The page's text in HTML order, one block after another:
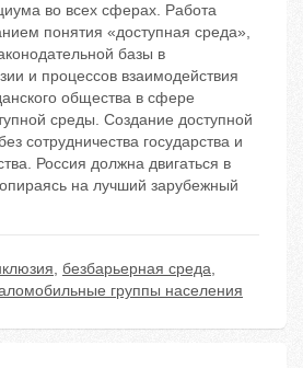
во всех сферах. Работа
понятия «доступная среда»,
базы в
и процессов взаимодействия
общества в сфере
среды. Создание доступной
сотрудничества государства и
Россия должна двигаться в
на лучший зарубежный
, безбарьерная среда,
группы населения